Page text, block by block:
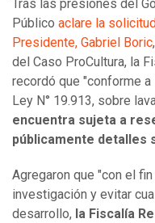
Tras las presiones del
Público aclare la
Presidente, Gabriel Boric
del Caso ProCultura, la
recordó que "conforme
Ley N° 19.913, sobre
encuentra sujeta a
públicamente detalles
Agregaron que "con el
investigación y evitar
desarrollo, la Fiscalía